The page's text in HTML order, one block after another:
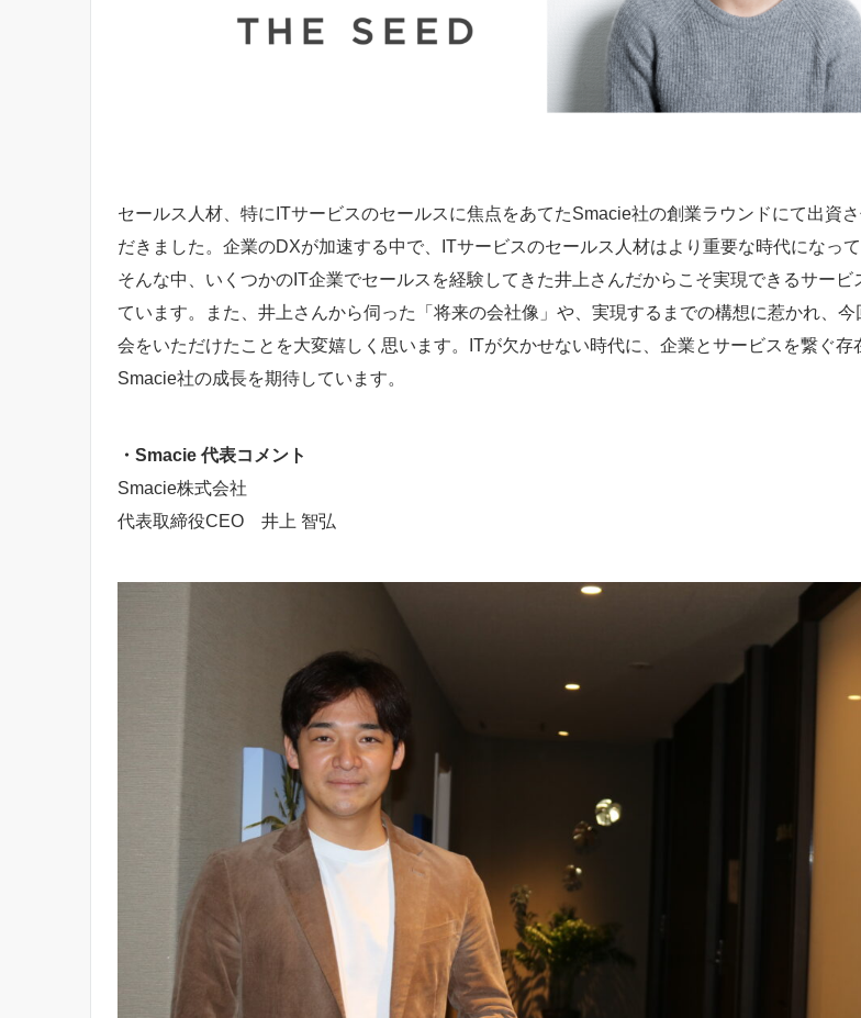
セールス人材、特にITサービスのセールスに焦点をあてたSmacie社の創業ラウンドにて出資
だきました。企業のDXが加速する中で、ITサービスのセールス人材はより重要な時代になって
そんな中、いくつかのIT企業でセールスを経験してきた井上さんだからこそ実現できるサービ
ています。また、井上さんから伺った「将来の会社像」や、実現するまでの構想に惹かれ、今
会をいただけたことを大変嬉しく思います。ITが欠かせない時代に、企業とサービスを繋ぐ存
Smacie社の成長を期待しています。
・Smacie 代表コメント
Smacie株式会社
代表取締役CEO 井上 智弘